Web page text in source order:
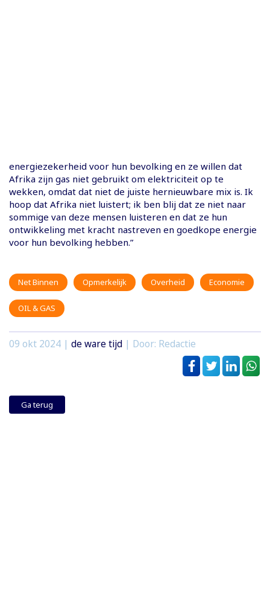
energiezekerheid voor hun bevolking en ze willen dat
Afrika zijn gas niet gebruikt om elektriciteit op te
wekken, omdat dat niet de juiste hernieuwbare mix is. Ik
hoop dat Afrika niet luistert; ik ben blij dat ze niet naar
sommige van deze mensen luisteren en dat ze hun
ontwikkeling met kracht nastreven en goedkope energie
voor hun bevolking hebben.”
Net Binnen Opmerkelijk Overheid Economie
OIL & GAS
09 okt 2024 | de ware tijd | Door: Redactie
Ga terug